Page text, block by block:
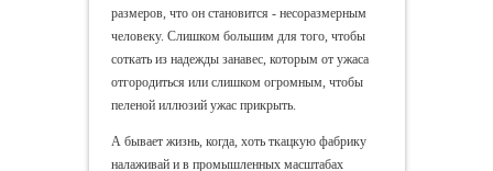
размеров, что он становится - несоразмерным
человеку. Слишком большим для того, чтобы
соткать из надежды занавес, которым от ужаса
отгородиться или слишком огромным, чтобы
пеленой иллюзий ужас прикрыть.
А бывает жизнь, когда, хоть ткацкую фабрику
налаживай и в промышленных масштабах